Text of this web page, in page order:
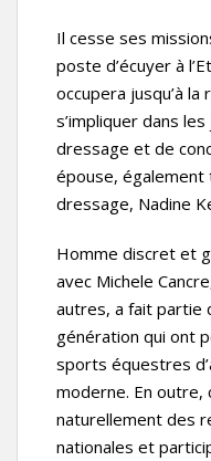
Il cesse ses
poste d’écuyer à
occupera jusqu’à
s’impliquer dans
dressage et de
épouse,
dressage, Nadine
Homme discret et
avec Michele
autres, a fait partie
génération qui ont
sports équestres
moderne. En outre,
naturellement des
nationales et